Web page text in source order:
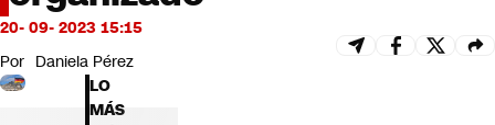
20- 09- 2023 15:15
Por Daniela Pérez
LO
MÁS